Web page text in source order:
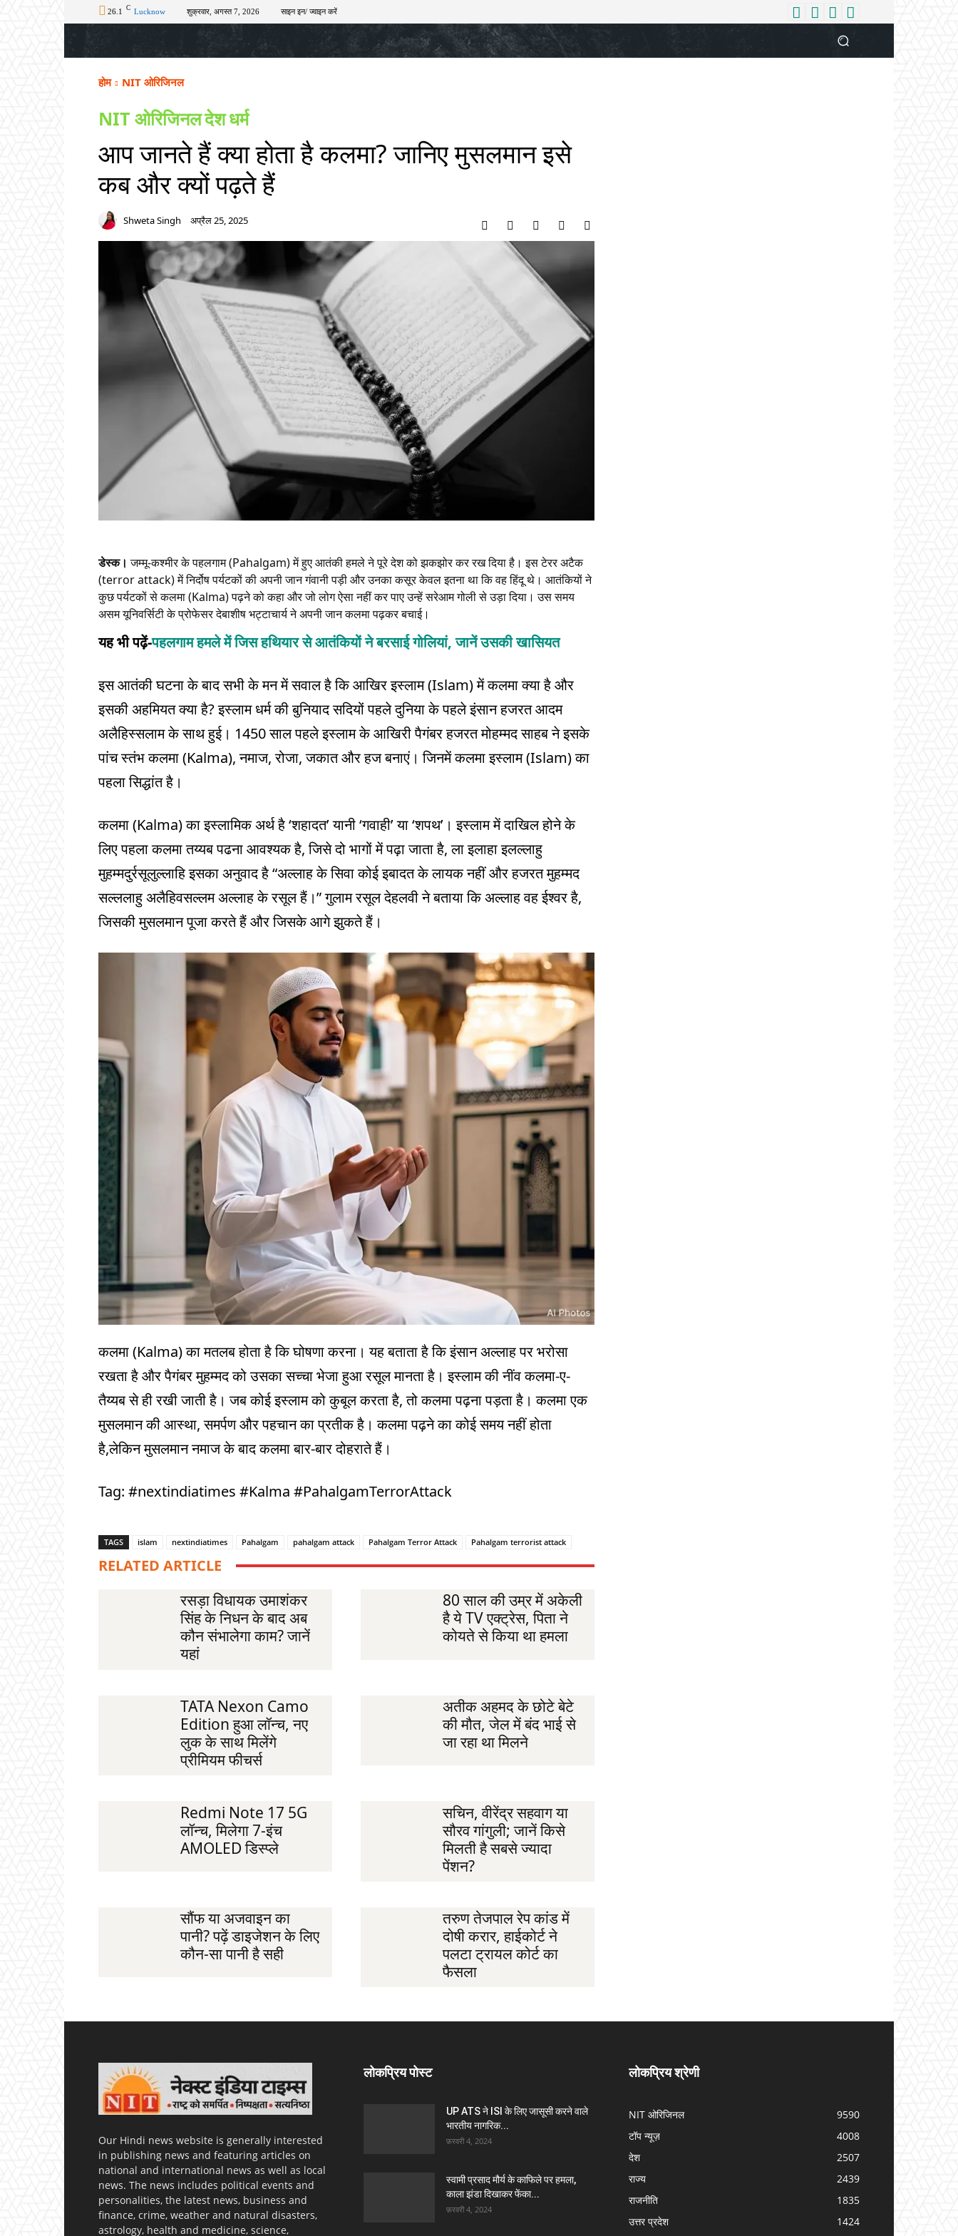
26.1 C Lucknow शुक्रवार, अगस्त 7, 2026 साइन इन/ ज्वाइन करें
अपराध चुनाव खेल टेक – ऑटो राज्य मनोरंजन लाइफस्टाइल बिजनेस आपकी आवाज
होम NIT ओरिजिनल
NIT ओरिजिनलदेशधर्म
आप जानते हैं क्या होता है कलमा? जानिए मुसलमान इसे
कब और क्यों पढ़ते हैं
Shweta Singh अप्रैल 25, 2025
डेस्क। जम्मू-कश्मीर के पहलगाम (Pahalgam) में हुए आतंकी हमले ने पूरे देश को झकझोर कर रख दिया है। इस टेरर अटैक
(terror attack) में निर्दोष पर्यटकों की अपनी जान गंवानी पड़ी और उनका कसूर केवल इतना था कि वह हिंदू थे। आतंकियों ने
कुछ पर्यटकों से कलमा (Kalma) पढ़ने को कहा और जो लोग ऐसा नहीं कर पाए उन्हें सरेआम गोली से उड़ा दिया। उस समय
असम यूनिवर्सिटी के प्रोफेसर देबाशीष भट्टाचार्य ने अपनी जान कलमा पढ़कर बचाई।
यह भी पढ़ें-पहलगाम हमले में जिस हथियार से आतंकियों ने बरसाई गोलियां, जानें उसकी खासियत
इस आतंकी घटना के बाद सभी के मन में सवाल है कि आखिर इस्लाम (Islam) में कलमा क्या है और
इसकी अहमियत क्या है? इस्लाम धर्म की बुनियाद सदियों पहले दुनिया के पहले इंसान हजरत आदम
अलैहिस्सलाम के साथ हुई। 1450 साल पहले इस्लाम के आखिरी पैगंबर हजरत मोहम्मद साहब ने इसके
पांच स्तंभ कलमा (Kalma), नमाज, रोजा, जकात और हज बनाएं। जिनमें कलमा इस्लाम (Islam) का
पहला सिद्धांत है।
कलमा (Kalma) का इस्लामिक अर्थ है ‘शहादत’ यानी ‘गवाही’ या ‘शपथ’। इस्लाम में दाखिल होने के
लिए पहला कलमा तय्यब पढना आवश्यक है, जिसे दो भागों में पढ़ा जाता है, ला इलाहा इलल्लाहु
मुहम्मदुर्रसूलुल्लाहि इसका अनुवाद है “अल्लाह के सिवा कोई इबादत के लायक नहीं और हजरत मुहम्मद
सल्ललाहु अलैहिवसल्लम अल्लाह के रसूल हैं।” गुलाम रसूल देहलवी ने बताया कि अल्लाह वह ईश्वर है,
जिसकी मुसलमान पूजा करते हैं और जिसके आगे झुकते हैं।
कलमा (Kalma) का मतलब होता है कि घोषणा करना। यह बताता है कि इंसान अल्लाह पर भरोसा
रखता है और पैगंबर मुहम्मद को उसका सच्चा भेजा हुआ रसूल मानता है। इस्लाम की नींव कलमा-ए-
तैय्यब से ही रखी जाती है। जब कोई इस्लाम को कुबूल करता है, तो कलमा पढ़ना पड़ता है। कलमा एक
मुसलमान की आस्था, समर्पण और पहचान का प्रतीक है। कलमा पढ़ने का कोई समय नहीं होता
है,लेकिन मुसलमान नमाज के बाद कलमा बार-बार दोहराते हैं।
Tag: #nextindiatimes #Kalma #PahalgamTerrorAttack
TAGS islam nextindiatimes Pahalgam pahalgam attack Pahalgam Terror Attack Pahalgam terrorist attack
RELATED ARTICLE
रसड़ा विधायक उमाशंकर
सिंह के निधन के बाद अब
कौन संभालेगा काम? जानें
यहां
80 साल की उम्र में अकेली
है ये TV एक्ट्रेस, पिता ने
कोयते से किया था हमला
TATA Nexon Camo
Edition हुआ लॉन्च, नए
लुक के साथ मिलेंगे
प्रीमियम फीचर्स
अतीक अहमद के छोटे बेटे
की मौत, जेल में बंद भाई से
जा रहा था मिलने
Redmi Note 17 5G
लॉन्च, मिलेगा 7-इंच
AMOLED डिस्प्ले
सचिन, वीरेंद्र सहवाग या
सौरव गांगुली; जानें किसे
मिलती है सबसे ज्यादा
पेंशन?
सौंफ या अजवाइन का
पानी? पढ़ें डाइजेशन के लिए
कौन-सा पानी है सही
तरुण तेजपाल रेप कांड में
दोषी करार, हाईकोर्ट ने
पलटा ट्रायल कोर्ट का
फैसला
Our Hindi news website is generally interested
in publishing news and featuring articles on
national and international news as well as local
news. The news includes political events and
personalities, the latest news, business and
finance, crime, weather and natural disasters,
astrology, health and medicine, science,
लोकप्रिय पोस्ट
UP ATS ने ISI के लिए जासूसी करने वाले
भारतीय नागरिक...
फ़रवरी 4, 2024
स्वामी प्रसाद मौर्य के काफिले पर हमला,
काला झंडा दिखाकर फेंका...
फ़रवरी 4, 2024
लोकप्रिय श्रेणी
NIT ओरिजिनल
9590
टॉप न्यूज़
4008
देश
2507
राज्य
2439
राजनीति
1835
उत्तर प्रदेश
1424